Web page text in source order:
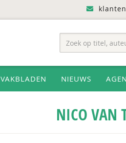
VAKBLADEN NIEUWS
NICO VAN